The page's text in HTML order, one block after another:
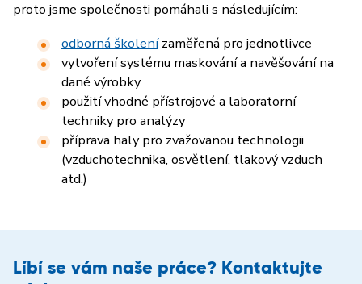
proto jsme společnosti pomáhali s následujícím:
odborná školenízaměřená pro jednotlivce
vytvoření systému maskování a navěšování na
dané výrobky
použití vhodné přístrojové a laboratorní
techniky pro analýzy
příprava haly pro zvažovanou technologii
(vzduchotechnika, osvětlení, tlakový vzduch
atd.)
Líbí se vám naše práce? Kontaktujte